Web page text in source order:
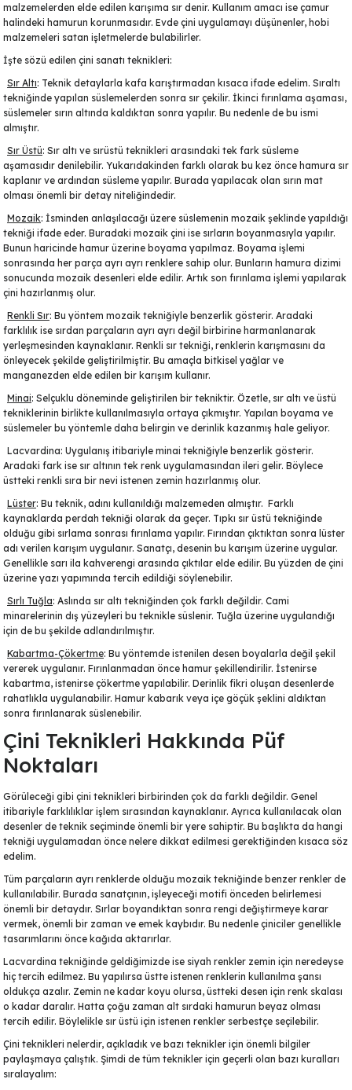
Balık Tabak Serisi
İbrik Tabak Serisi
Katlı Servis Tabak Takımı
Sahan Tabak Serisi
Taste Tabak Serisi
GENİŞ RÖLYEFLİ VAZO
MODERN VAZO
malzemelerden elde edilen karışıma sır denir. Kullanım amacı ise çamur
halindeki hamurun korunmasıdır. Evde çini uygulamayı düşünenler, hobi
malzemeleri satan işletmelerde bulabilirler.
İşte sözü edilen çini sanatı teknikleri:
Sır Altı: Teknik detaylarla kafa karıştırmadan kısaca ifade edelim. Sıraltı
tekniğinde yapılan süslemelerden sonra sır çekilir. İkinci fırınlama aşaması,
süslemeler sırın altında kaldıktan sonra yapılır. Bu nedenle de bu ismi
almıştır.
Sır Üstü: Sır altı ve sırüstü teknikleri arasındaki tek fark süsleme
aşamasıdır denilebilir. Yukarıdakinden farklı olarak bu kez önce hamura sır
kaplanır ve ardından süsleme yapılır. Burada yapılacak olan sırın mat
olması önemli bir detay niteliğindedir.
Mozaik: İsminden anlaşılacağı üzere süslemenin mozaik şeklinde yapıldığı
tekniği ifade eder. Buradaki mozaik çini ise sırların boyanmasıyla yapılır.
Bunun haricinde hamur üzerine boyama yapılmaz. Boyama işlemi
sonrasında her parça ayrı ayrı renklere sahip olur. Bunların hamura dizimi
sonucunda mozaik desenleri elde edilir. Artık son fırınlama işlemi yapılarak
çini hazırlanmış olur.
Renkli Sır: Bu yöntem mozaik tekniğiyle benzerlik gösterir. Aradaki
farklılık ise sırdan parçaların ayrı ayrı değil birbirine harmanlanarak
yerleşmesinden kaynaklanır. Renkli sır tekniği, renklerin karışmasını da
önleyecek şekilde geliştirilmiştir. Bu amaçla bitkisel yağlar ve
manganezden elde edilen bir karışım kullanır.
Minai: Selçuklu döneminde geliştirilen bir tekniktir. Özetle, sır altı ve üstü
tekniklerinin birlikte kullanılmasıyla ortaya çıkmıştır. Yapılan boyama ve
süslemeler bu yöntemle daha belirgin ve derinlik kazanmış hale geliyor.
Lacvardina: Uygulanış itibariyle minai tekniğiyle benzerlik gösterir.
Aradaki fark ise sır altının tek renk uygulamasından ileri gelir. Böylece
üstteki renkli sıra bir nevi istenen zemin hazırlanmış olur.
Lüster: Bu teknik, adını kullanıldığı malzemeden almıştır. Farklı
kaynaklarda perdah tekniği olarak da geçer. Tıpkı sır üstü tekniğinde
olduğu gibi sırlama sonrası fırınlama yapılır. Fırından çıktıktan sonra lüster
adı verilen karışım uygulanır. Sanatçı, desenin bu karışım üzerine uygular.
Genellikle sarı ila kahverengi arasında çıktılar elde edilir. Bu yüzden de çini
üzerine yazı yapımında tercih edildiği söylenebilir.
Sırlı Tuğla: Aslında sır altı tekniğinden çok farklı değildir. Cami
minarelerinin dış yüzeyleri bu teknikle süslenir. Tuğla üzerine uygulandığı
için de bu şekilde adlandırılmıştır.
Kabartma-Çökertme: Bu yöntemde istenilen desen boyalarla değil şekil
vererek uygulanır. Fırınlanmadan önce hamur şekillendirilir. İstenirse
kabartma, istenirse çökertme yapılabilir. Derinlik fikri oluşan desenlerde
rahatlıkla uygulanabilir. Hamur kabarık veya içe göçük şeklini aldıktan
sonra fırınlanarak süslenebilir.
Çini Teknikleri Hakkında Püf
Noktaları
Görüleceği gibi çini teknikleri birbirinden çok da farklı değildir. Genel
itibariyle farklılıklar işlem sırasından kaynaklanır. Ayrıca kullanılacak olan
desenler de teknik seçiminde önemli bir yere sahiptir. Bu başlıkta da hangi
tekniği uygulamadan önce nelere dikkat edilmesi gerektiğinden kısaca söz
edelim.
Tüm parçaların ayrı renklerde olduğu mozaik tekniğinde benzer renkler de
kullanılabilir. Burada sanatçının, işleyeceği motifi önceden belirlemesi
önemli bir detaydır. Sırlar boyandıktan sonra rengi değiştirmeye karar
vermek, önemli bir zaman ve emek kaybıdır. Bu nedenle çiniciler genellikle
tasarımlarını önce kağıda aktarırlar.
Lacvardina tekniğinde geldiğimizde ise siyah renkler zemin için neredeyse
hiç tercih edilmez. Bu yapılırsa üstte istenen renklerin kullanılma şansı
oldukça azalır. Zemin ne kadar koyu olursa, üstteki desen için renk skalası
o kadar daralır. Hatta çoğu zaman alt sırdaki hamurun beyaz olması
tercih edilir. Böylelikle sır üstü için istenen renkler serbestçe seçilebilir.
Çini teknikleri nelerdir, açıkladık ve bazı teknikler için önemli bilgiler
paylaşmaya çalıştık. Şimdi de tüm teknikler için geçerli olan bazı kuralları
sıralayalım: